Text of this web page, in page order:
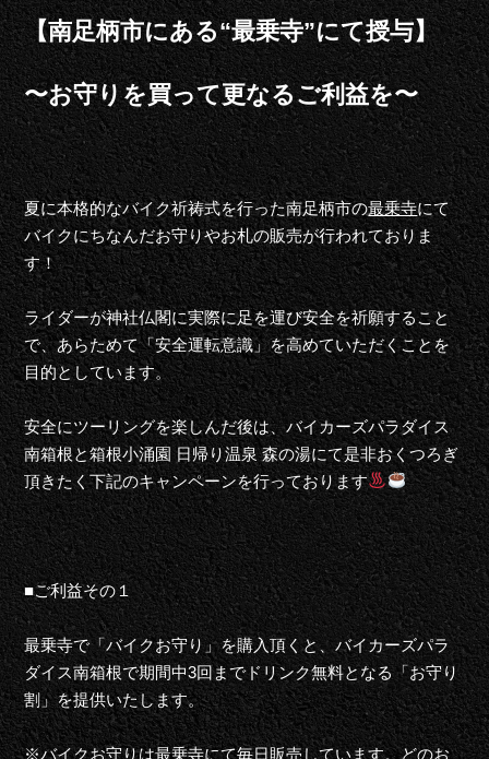
【南足柄市にある“最乗寺”にて授与】
〜お守りを買って更なるご利益を〜
夏に本格的なバイク祈祷式を行った南足柄市の最乗寺にて
バイクにちなんだお守りやお札の販売が行われておりま
す！
ライダーが神社仏閣に実際に足を運び安全を祈願すること
で、あらためて「安全運転意識」を高めていただくことを
目的としています。
安全にツーリングを楽しんだ後は、バイカーズパラダイス
南箱根と箱根小涌園 日帰り温泉 森の湯にて是非おくつろぎ
頂きたく下記のキャンペーンを行っております
■ご利益その１
最乗寺で「バイクお守り」を購入頂くと、バイカーズパラ
ダイス南箱根で期間中3回までドリンク無料となる「お守り
割」を提供いたします。
※バイクお守りは最乗寺にて毎日販売しています。どのお